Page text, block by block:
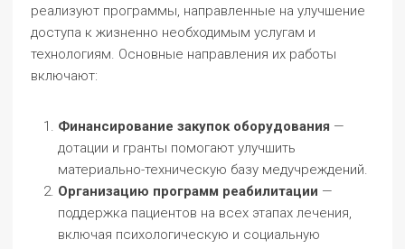
реализуют программы, направленные на улучшение
доступа к жизненно необходимым услугам и
технологиям. Основные направления их работы
включают:
Финансирование закупок оборудования —
дотации и гранты помогают улучшить
материально-техническую базу медучреждений.
Организацию программ реабилитации —
поддержка пациентов на всех этапах лечения,
включая психологическую и социальную